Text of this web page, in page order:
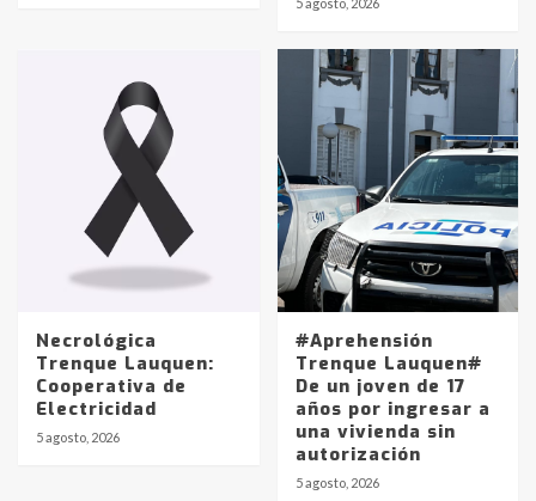
Necrológica
Trenque Lauquen:
Cooperativa de
Electricidad
5 agosto, 2026
#Aprehensión
Trenque Lauquen#
De un joven de 17
años por ingresar a
una vivienda sin
autorización
5 agosto, 2026
pampeanos que fueron
en la mañana del lunes
Accidente en Ruta 5: falleció un
joven de Trenque Lauquen
Los precios de los combustibles en
La Pampa, desde YPF hasta Axion
entre 857 a 1338 pesos
La Bolsa de Cereales de Bahía
Blanca anticipa que Agosto vendrá
con lluvias y heladas, en gran parte